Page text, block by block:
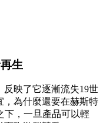
生
反映了它逐漸流失19世
，為什麼還要在赫斯特
下，一旦產品可以輕